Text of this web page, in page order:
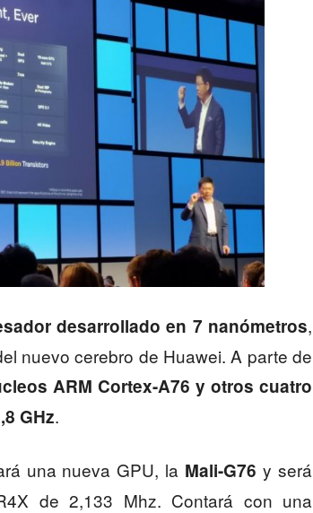
desarrollado en 7 nanómetros,
nuevo cerebro de Huawei. A parte de
ARM Cortex-A76 y otros cuatro
GHz.
una nueva GPU, la Mali-G76 y será
de 2,133 Mhz. Contará con una